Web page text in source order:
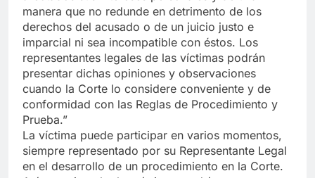
manera que no redunde en detrimento de los
derechos del acusado o de un juicio justo e
imparcial ni sea incompatible con éstos. Los
representantes legales de las víctimas podrán
presentar dichas opiniones y observaciones
cuando la Corte lo considere conveniente y de
conformidad con las Reglas de Procedimiento y
Prueba.”
La víctima puede participar en varios momentos,
siempre representado por su Representante Legal
en el desarrollo de un procedimiento en la Corte.